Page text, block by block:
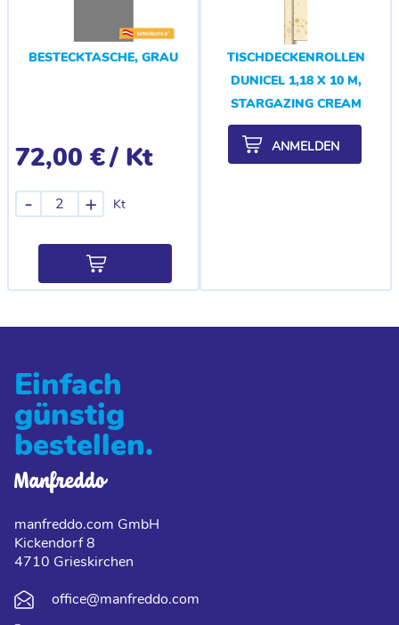
BESTECKTASCHE, GRAU
72,00 €/ Kt
Kt
- +
TISCHDECKENROLLEN
DUNICEL 1,18 X 10 M,
STARGAZING CREAM
ANMELDEN
Einfach
günstig
bestellen.
manfreddo.com GmbH
Kickendorf 8
4710 Grieskirchen
office@manfreddo.com